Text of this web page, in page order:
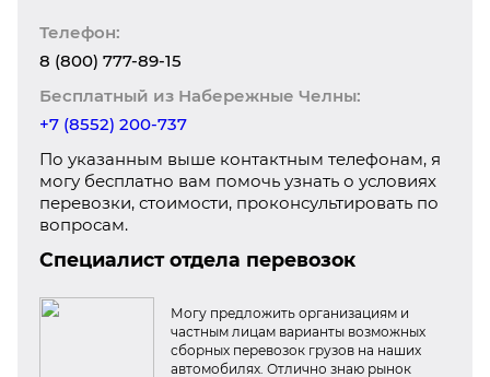
Телефон:
8 (800) 777-89-15
Бесплатный из Набережные Челны:
+7 (8552) 200-737
По указанным выше контактным телефонам, я
могу бесплатно вам помочь узнать о условиях
перевозки, стоимости, проконсультировать по
вопросам.
Специалист отдела перевозок
Могу предложить организациям и
частным лицам варианты возможных
сборных перевозок грузов на наших
автомобилях. Отлично знаю рынок